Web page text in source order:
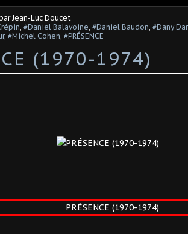
Jean-Luc Doucet
, #Daniel Balavoine, #Daniel Baudon, #Dany
, #Michel Cohen, #PRÉSENCE
(1970-1974)